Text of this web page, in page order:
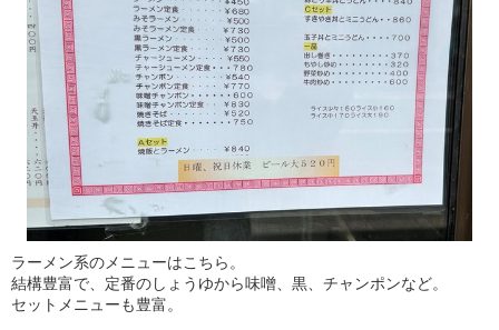
ラーメン系のメニューはこちら。
結構豊富で、定番のしょうゆから味噌、黒、チャンポンなど。
セットメニューも豊富。